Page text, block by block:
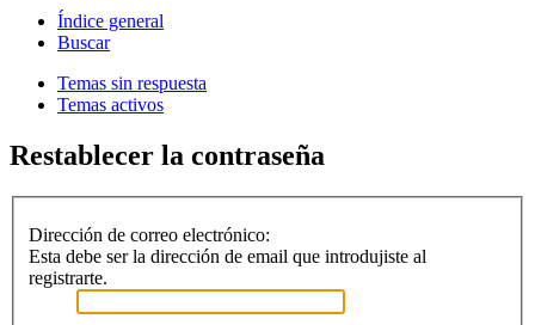
Índice general
Buscar
Temas sin respuesta
Temas activos
Restablecer la contraseña
Dirección de correo electrónico:
Esta debe ser la dirección de email que introdujiste al
registrarte.